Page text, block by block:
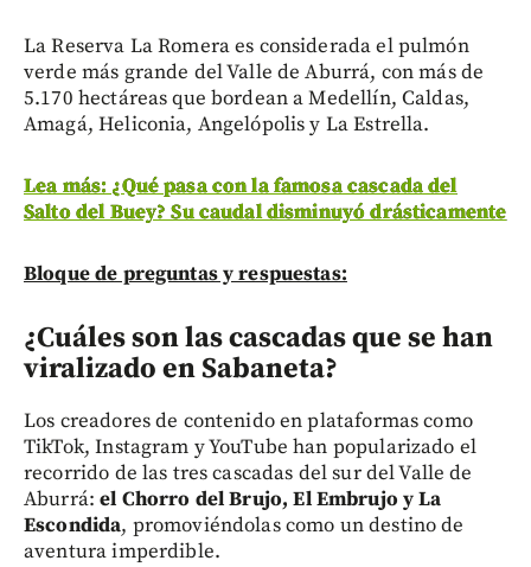
La Reserva La Romera es considerada el pulmón
verde más grande del Valle de Aburrá, con más de
5.170 hectáreas que bordean a Medellín, Caldas,
Amagá, Heliconia, Angelópolis y La Estrella.
Lea más: ¿Qué pasa con la famosa cascada del
Salto del Buey? Su caudal disminuyó drásticamente
Bloque de preguntas y respuestas:
¿Cuáles son las cascadas que se han
viralizado en Sabaneta?
Los creadores de contenido en plataformas como
TikTok, Instagram y YouTube han popularizado el
recorrido de las tres cascadas del sur del Valle de
Aburrá:el Chorro del Brujo, El Embrujo y La
Escondida, promoviéndolas como un destino de
aventura imperdible.